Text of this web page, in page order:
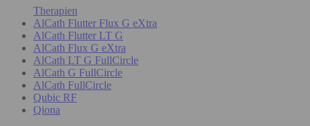
Therapien
AlCath Flutter Flux G eXtra
AlCath Flutter LT G
AlCath Flux G eXtra
AlCath LT G FullCircle
AlCath G FullCircle
AlCath FullCircle
Qubic RF
Qiona